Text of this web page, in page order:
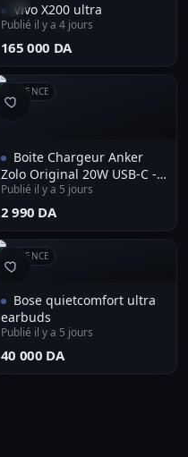
Vivo X200 ultra
Publié il y a 4 jours
⁦165 000 DA⁩
RÉFÉRENCE
Boite Chargeur Anker
Zolo Original 20W USB-C -
شاحن أصلي
Publié il y a 5 jours
⁦2 990 DA⁩
RÉFÉRENCE
Bose quietcomfort ultra
earbuds
Publié il y a 5 jours
⁦40 000 DA⁩